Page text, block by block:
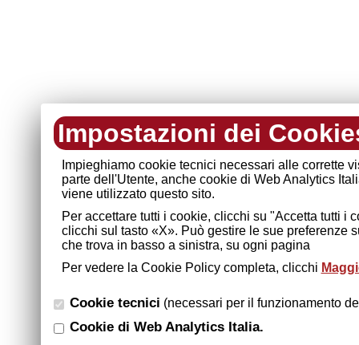
Impostazioni dei
Impieghiamo cookie tecnici necessari alle corrette
parte dell'Utente, anche cookie di Web Analytics
viene utilizzato questo sito.
Per accettare tutti i cookie, clicchi su "Accetta tutti
clicchi sul tasto «X». Può gestire le sue preferenze
che trova in basso a sinistra, su ogni pagina
Per vedere la Cookie Policy completa, clicchi
Cookie tecnici (necessari per il funzionamento
Cookie di Web Analytics Italia.